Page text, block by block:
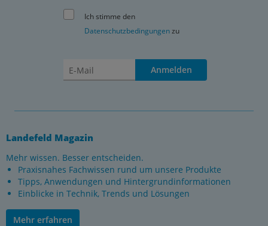
Ich stimme den
Datenschutzbedingungenzu
Anmelden
Landefeld Magazin
Mehr wissen. Besser entscheiden.
Praxisnahes Fachwissen rund um unsere Produkte
Tipps, Anwendungen und Hintergrundinformationen
Einblicke in Technik, Trends und Lösungen
Mehr erfahren